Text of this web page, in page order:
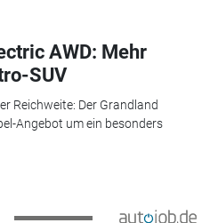
AWD: Mehr
SUV
Reichweite: Der Grandland
Angebot um ein besonders